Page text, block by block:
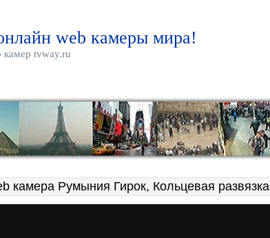
web камеры мира!
камер tvway.ru
камера Румыния Гирок, Кольцевая развязка